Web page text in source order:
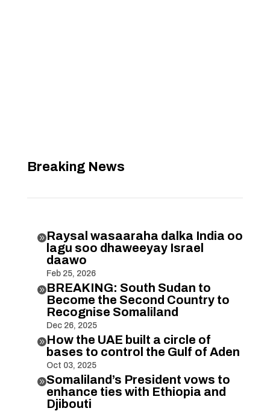
Breaking News
Raysal wasaaraha dalka India oo
lagu soo dhaweeyay Israel
daawo
Feb 25, 2026
BREAKING: South Sudan to
Become the Second Country to
Recognise Somaliland
Dec 26, 2025
How the UAE built a circle of
bases to control the Gulf of Aden
Oct 03, 2025
Somaliland’s President vows to
enhance ties with Ethiopia and
Djibouti